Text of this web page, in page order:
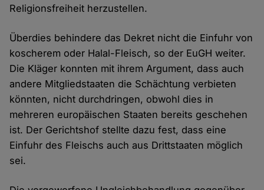
Religionsfreiheit herzustellen.
Überdies behindere das Dekret nicht die Einfuhr von
koscherem oder Halal-Fleisch, so der EuGH weiter.
Die Kläger konnten mit ihrem Argument, dass auch
andere Mitgliedstaaten die Schächtung verbieten
könnten, nicht durchdringen, obwohl dies in
mehreren europäischen Staaten bereits geschehen
ist. Der Gerichtshof stellte dazu fest, dass eine
Einfuhr des Fleischs auch aus Drittstaaten möglich
sei.